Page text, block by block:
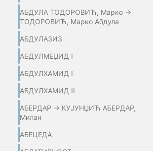
АБДУЛА ТОДОРОВИЋ, Марко →
ТОДОРОВИЋ, Марко Абдула
АБДУЛАЗИЗ
АБДУЛМЕЏИД I
АБДУЛХАМИД I
АБДУЛХАМИД II
АБЕРДАР → КУЈУНЏИЋ АБЕРДАР,
Милан
АБЕЦЕДА